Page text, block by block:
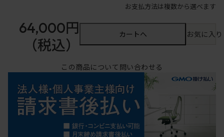
お支払方法は複数から選べます
64,000円
（税込）
カートへ お気に入
この商品について問い合わせる